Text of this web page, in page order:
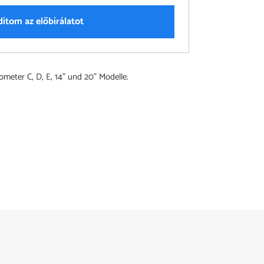
az előbírálatot
C, D, E, 14" und 20" Modelle.